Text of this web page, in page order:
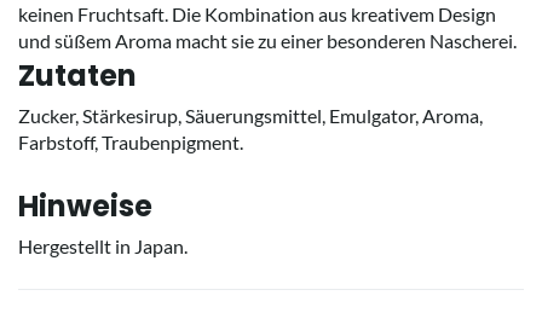
keinen Fruchtsaft. Die Kombination aus kreativem Design
und süßem Aroma macht sie zu einer besonderen Nascherei.
Zutaten
Zucker, Stärkesirup, Säuerungsmittel, Emulgator, Aroma,
Farbstoff, Traubenpigment.
Hinweise
Hergestellt in Japan.